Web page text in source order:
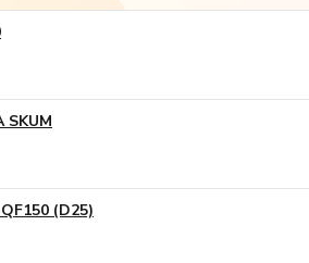
SKUM
(D25)